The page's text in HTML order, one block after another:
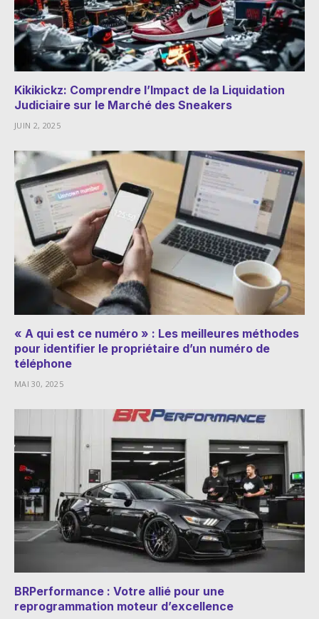
Kikikickz: Comprendre l’Impact de la Liquidation
Judiciaire sur le Marché des Sneakers
JUIN 2, 2025
« A qui est ce numéro » : Les meilleures méthodes
pour identifier le propriétaire d’un numéro de
téléphone
MAI 30, 2025
BRPerformance : Votre allié pour une
reprogrammation moteur d’excellence